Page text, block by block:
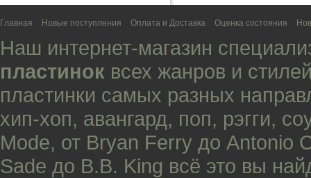
Главная Новые поступления Оплата и Доставка Оценка состояния
Наш интернет-магазин
пластинок всех жанров и
пластинки самых разных
хип-хоп, авангард, поп, рэгги,
Mode, от Bryan Ferry до Antonio
Sade до B.B. King всё это вы